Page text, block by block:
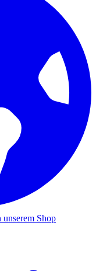
Shop